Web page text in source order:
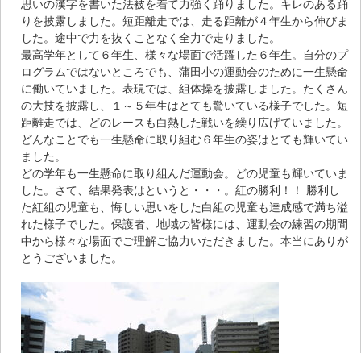
思いの漢字を書いた法被を着て力強く踊りました。キレのある踊
りを披露しました。短距離走では、走る距離が４年生から伸びま
した。途中で力を抜くことなく全力で走りました。
最高学年として６年生、様々な場面で活躍した６年生。自分のプ
ログラムではないところでも、蒲田小の運動会のために一生懸命
に働いていました。表現では、組体操を披露しました。たくさん
の大技を披露し、１～５年生はとても驚いている様子でした。短
距離走では、どのレースも白熱した戦いを繰り広げていました。
どんなことでも一生懸命に取り組む６年生の姿はとても輝いてい
ました。
どの学年も一生懸命に取り組んだ運動会。どの児童も輝いていま
した。さて、結果発表はというと・・・。紅の勝利！！ 勝利し
た紅組の児童も、悔しい思いをした白組の児童も達成感で満ち溢
れた様子でした。保護者、地域の皆様には、運動会の練習の期間
中から様々な場面でご理解ご協力いただきました。本当にありが
とうございました。